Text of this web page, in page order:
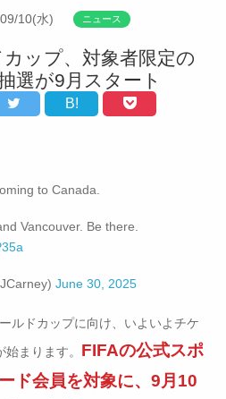
10(水) ニュース
ップ、対象者限定の
選が9月スタート
B!
to Canada.
Vancouver. Be there.
June 30, 2025
ルドカップに向け、いよいよチケ
まります。 FIFAの公式スポ
ド会員を対象に、9月10